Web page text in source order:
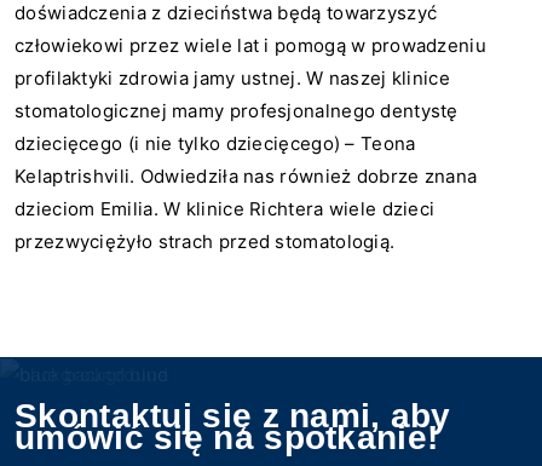
doświadczenia z dzieciństwa będą towarzyszyć
człowiekowi przez wiele lat i pomogą w prowadzeniu
profilaktyki zdrowia jamy ustnej. W naszej klinice
stomatologicznej mamy profesjonalnego dentystę
dziecięcego (i nie tylko dziecięcego) – Teona
Kelaptrishvili. Odwiedziła nas również dobrze znana
dzieciom Emilia. W klinice Richtera wiele dzieci
przezwyciężyło strach przed stomatologią.
Skontaktuj się z nami, aby
umówić się na spotkanie!